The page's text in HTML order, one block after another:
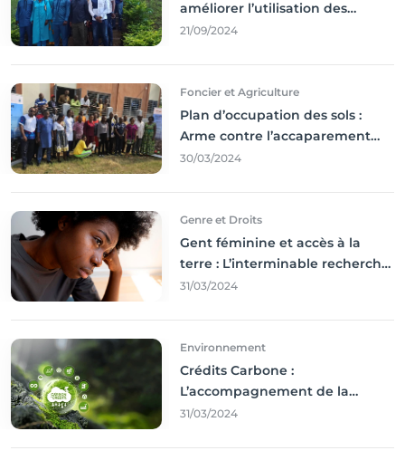
améliorer l’utilisation des
résultats coince
21/09/2024
Foncier et Agriculture
Plan d’occupation des sols :
Arme contre l’accaparement
des terres
30/03/2024
Genre et Droits
Gent féminine et accès à la
terre : L’interminable recherche
des droits
31/03/2024
Environnement
Crédits Carbone :
L’accompagnement de la
Francophonie
31/03/2024